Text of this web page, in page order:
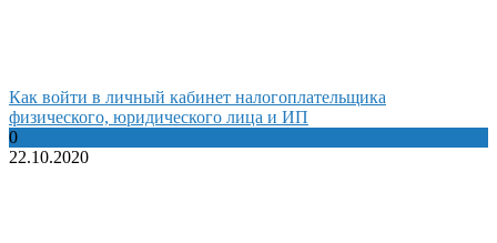
Как войти в личный кабинет налогоплательщика
физического, юридического лица и ИП
0
22.10.2020